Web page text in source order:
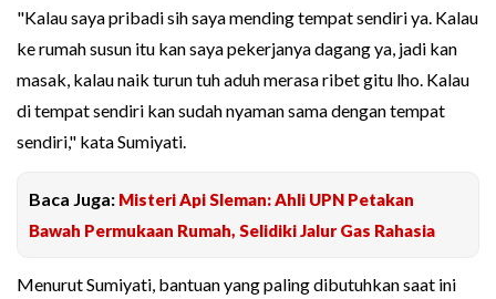
"Kalau saya pribadi sih saya mending tempat sendiri ya. Kalau
ke rumah susun itu kan saya pekerjanya dagang ya, jadi kan
masak, kalau naik turun tuh aduh merasa ribet gitu lho. Kalau
di tempat sendiri kan sudah nyaman sama dengan tempat
sendiri," kata Sumiyati.
Baca Juga: Misteri Api Sleman: Ahli UPN Petakan
Bawah Permukaan Rumah, Selidiki Jalur Gas Rahasia
Menurut Sumiyati, bantuan yang paling dibutuhkan saat ini